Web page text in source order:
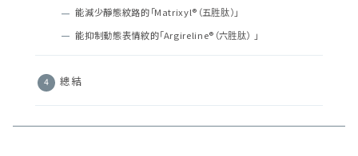
能減少靜態紋路的「Matrixyl®（五胜肽）」
能抑制動態表情紋的「Argireline®（六胜肽） 」
總結